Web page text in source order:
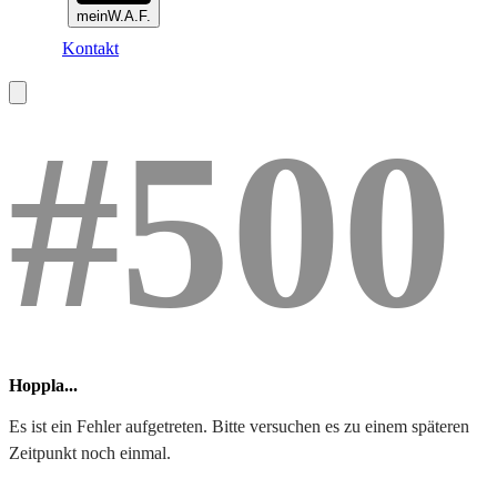
meinW.A.F.
Kontakt
#500
Hoppla...
Es ist ein Fehler aufgetreten. Bitte versuchen es zu einem späteren
Zeitpunkt noch einmal.